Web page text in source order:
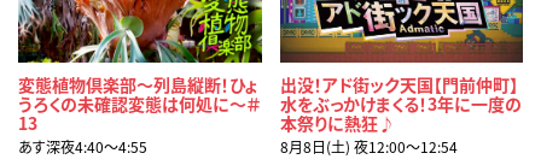
変態植物倶楽部～列島縦断！ひょ
うろくの未確認変態は何処に～＃
13
あす深夜4:40〜4:55
出没！アド街ック天国【門前仲町】
水をぶっかけまくる！3年に一度の
本祭りに熱狂♪
8月8日(土) 夜12:00〜12:54